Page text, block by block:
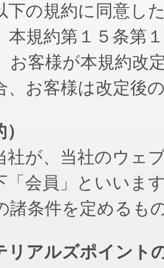
下の規約に同意し
本規約第１５条第
お客様が本規約改
、お客様は改定後
社が、当社のウェ
「会員」といいま
諸条件を定めるも
リアルズポイント